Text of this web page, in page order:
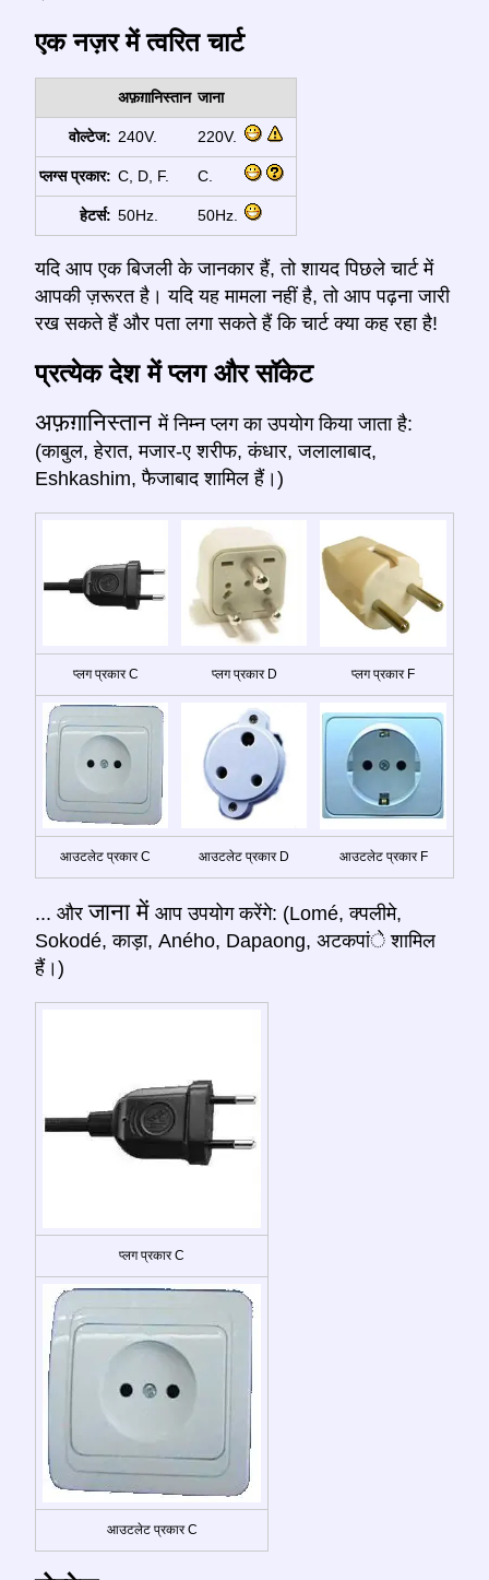
एक नज़र में त्वरित चार्ट
अफ़ग़ानिस्तान जाना
वोल्टेज: 240V. 220V.
प्लग्स प्रकार: C, D, F. C.
हेटर्स: 50Hz. 50Hz.
यदि आप एक बिजली के जानकार हैं, तो शायद पिछले चार्ट में
आपकी ज़रूरत है। यदि यह मामला नहीं है, तो आप पढ़ना जारी
रख सकते हैं और पता लगा सकते हैं कि चार्ट क्या कह रहा है!
प्रत्येक देश में प्लग और सॉकेट
अफ़ग़ानिस्तानमें निम्न प्लग का उपयोग किया जाता है:
(काबुल, हेरात, मजार-ए शरीफ, कंधार, जलालाबाद,
Eshkashim, फैजाबाद शामिल हैं।)
प्लग प्रकार C प्लग प्रकार D प्लग प्रकार F
आउटलेट प्रकार C आउटलेट प्रकार D आउटलेट प्रकार F
... औरजाना में आप उपयोग करेंगे: (Lomé, क्पलीमे,
Sokodé, काड़ा, Aného, Dapaong, अटकपांे शामिल
हैं।)
प्लग प्रकार C
आउटलेट प्रकार C